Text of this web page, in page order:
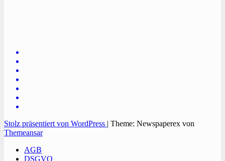
Stolz präsentiert von WordPress | Theme: Newspaperex von
Themeansar
AGB
DSGVO